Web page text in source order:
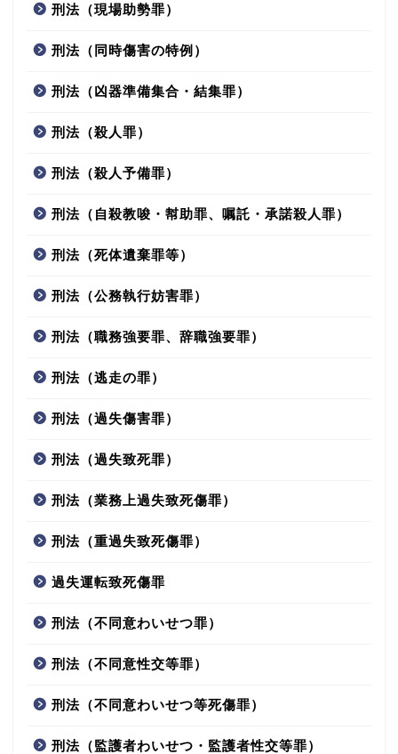
刑法（現場助勢罪）
刑法（同時傷害の特例）
刑法（凶器準備集合・結集罪）
刑法（殺人罪）
刑法（殺人予備罪）
刑法（自殺教唆・幇助罪、嘱託・承諾殺人罪）
刑法（死体遺棄罪等）
刑法（公務執行妨害罪）
刑法（職務強要罪、辞職強要罪）
刑法（逃走の罪）
刑法（過失傷害罪）
刑法（過失致死罪）
刑法（業務上過失致死傷罪）
刑法（重過失致死傷罪）
過失運転致死傷罪
刑法（不同意わいせつ罪）
刑法（不同意性交等罪）
刑法（不同意わいせつ等死傷罪）
刑法（監護者わいせつ・監護者性交等罪）